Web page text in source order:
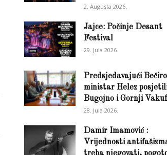
2. Augusta 2026.
Jajce: Počinje Desant
Festival
29. Jula 2026.
Predsjedavajući
ministar Helez
Bugojno i Gornji
28. Jula 2026.
Damir Imamović :
Vrijednosti